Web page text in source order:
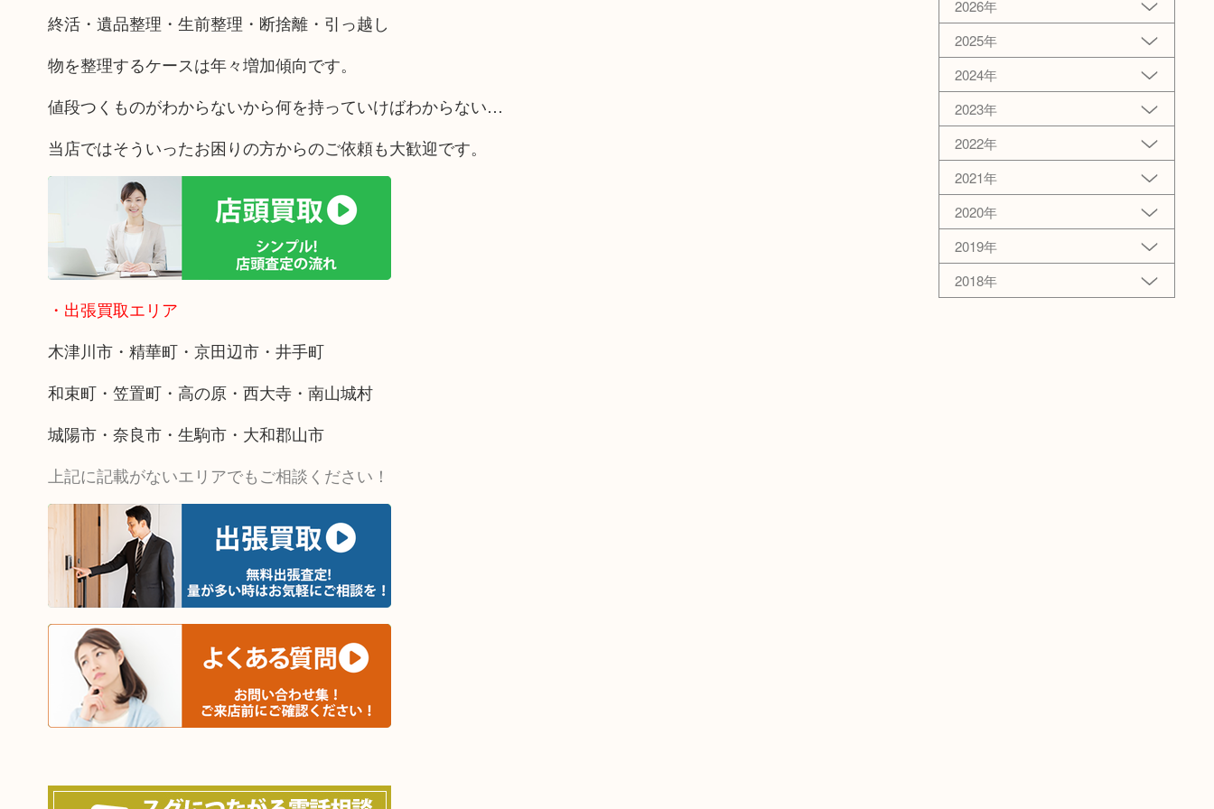
終活・遺品整理・生前整理・断捨離・引っ越し
物を整理するケースは年々増加傾向です。
値段つくものがわからないから何を持っていけばわからない…
当店ではそういったお困りの方からのご依頼も大歓迎です。
・出張買取エリア
木津川市・精華町・京田辺市・井手町
和束町・笠置町・高の原・西大寺・南山城村
城陽市・奈良市・生駒市・大和郡山市
上記に記載がないエリアでもご相談ください！
2026年
2025年
2024年
2023年
2022年
2021年
2020年
2019年
2018年